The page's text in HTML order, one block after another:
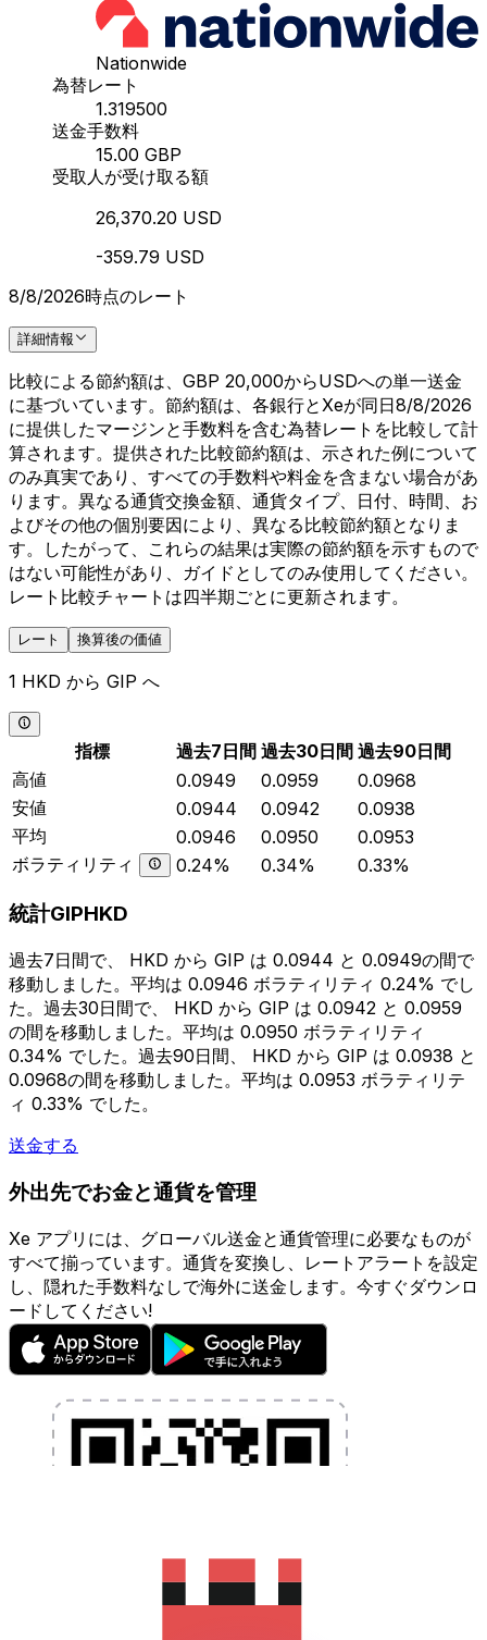
Nationwide
為替レート
1.319500
送金手数料
15.00 GBP
受取人が受け取る額
26,370.20 USD
-359.79 USD
8/8/2026時点のレート
詳細情報
比較による節約額は、GBP 20,000からUSDへの単一送金
に基づいています。節約額は、各銀行とXeが同日8/8/2026
に提供したマージンと手数料を含む為替レートを比較して計
算されます。提供された比較節約額は、示された例について
のみ真実であり、すべての手数料や料金を含まない場合があ
ります。異なる通貨交換金額、通貨タイプ、日付、時間、お
よびその他の個別要因により、異なる比較節約額となりま
す。したがって、これらの結果は実際の節約額を示すもので
はない可能性があり、ガイドとしてのみ使用してください。
レート比較チャートは四半期ごとに更新されます。
レート 換算後の価値
1 HKD から GIP へ
指標 過去7日間 過去30日間 過去90日間
高値
0.0949 0.0959
0.0968
安値
0.0944 0.0942
0.0938
平均
0.0946 0.0950
0.0953
ボラティリティ
0.24% 0.34% 0.33%
統計GIPHKD
過去7日間で、 HKD から GIP は 0.0944 と 0.0949の間で
移動しました。平均は 0.0946 ボラティリティ 0.24% でし
た。過去30日間で、 HKD から GIP は 0.0942 と 0.0959
の間を移動しました。平均は 0.0950 ボラティリティ
0.34% でした。過去90日間、 HKD から GIP は 0.0938 と
0.0968の間を移動しました。平均は 0.0953 ボラティリテ
ィ 0.33% でした。
送金する
外出先でお金と通貨を管理
Xe アプリには、グローバル送金と通貨管理に必要なものが
すべて揃っています。通貨を変換し、レートアラートを設定
し、隠れた手数料なしで海外に送金します。今すぐダウンロ
ードしてください!